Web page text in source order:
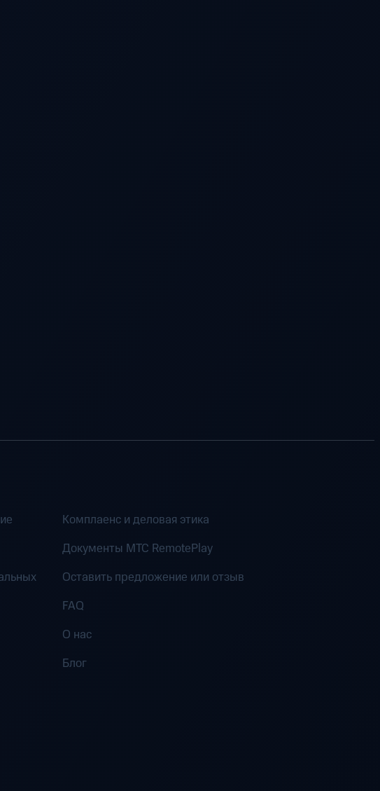
Комплаенс и деловая этика
Документы MTC RemotePlay
Оставить предложение или отзыв
FAQ
О нас
Блог